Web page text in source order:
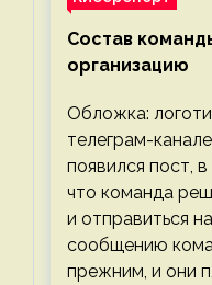
Состав
организацию
Обложка:
телеграм-
появился пост,
что команда
и отправиться
сообщению
прежним, и они